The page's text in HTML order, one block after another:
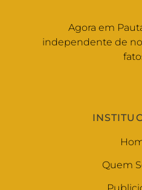
Agora em
independente de
Quem